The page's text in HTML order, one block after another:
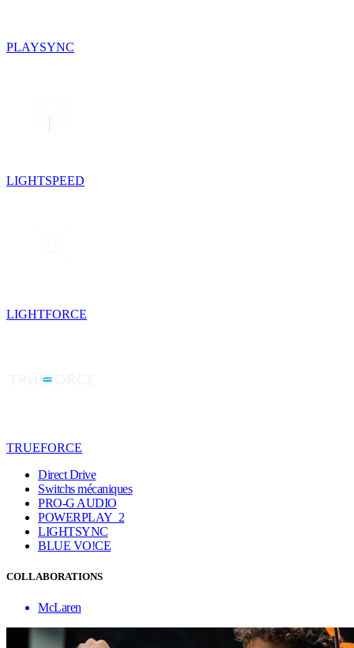
PLAYSYNC
LIGHTSPEED
LIGHTFORCE
TRUEFORCE
Direct Drive
Switchs mécaniques
PRO-G AUDIO
POWERPLAY 2
LIGHTSYNC
BLUE VO!CE
COLLABORATIONS
McLaren